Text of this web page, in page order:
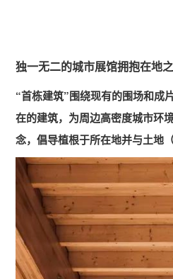
独一无二的城市展馆拥抱在地
“首栋建筑”围绕现有的围场和
在的建筑，为周边高密度城市环
念，倡导植根于所在地并与土地